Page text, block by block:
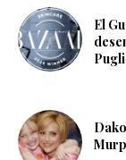
El